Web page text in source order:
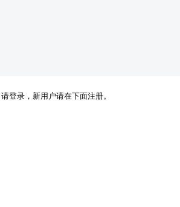
登录，新用户请在下面注册。